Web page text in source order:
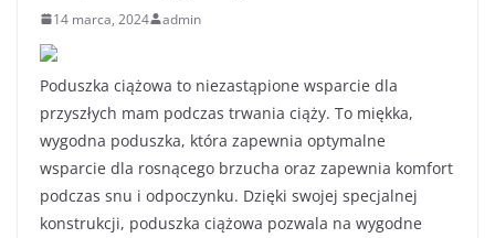
14 marca, 2024 admin
Poduszka ciążowa to niezastąpione wsparcie dla
przyszłych mam podczas trwania ciąży. To miękka,
wygodna poduszka, która zapewnia optymalne
wsparcie dla rosnącego brzucha oraz zapewnia komfort
podczas snu i odpoczynku. Dzięki swojej specjalnej
konstrukcji, poduszka ciążowa pozwala na wygodne